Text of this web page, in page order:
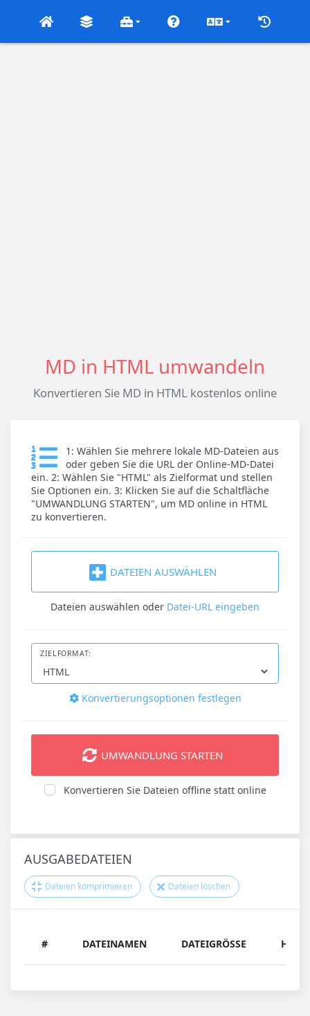
MD in HTML umwandeln
Konvertieren Sie MD in HTML kostenlos online
1: Wählen Sie mehrere lokale MD-Dateien aus
oder geben Sie die URL der Online-MD-Datei
ein. 2: Wählen Sie "HTML" als Zielformat und stellen
Sie Optionen ein. 3: Klicken Sie auf die Schaltfläche
"UMWANDLUNG STARTEN", um MD online in HTML
zu konvertieren.
DATEIEN AUSWÄHLEN
Dateien auswählen oder Datei-URL eingeben
ZIELFORMAT:
Konvertierungsoptionen festlegen
UMWANDLUNG STARTEN
Konvertieren Sie Dateien offline statt online
AUSGABEDATEIEN
Dateien komprimieren Dateien löschen
# DATEINAMEN DATEIGRÖSSE